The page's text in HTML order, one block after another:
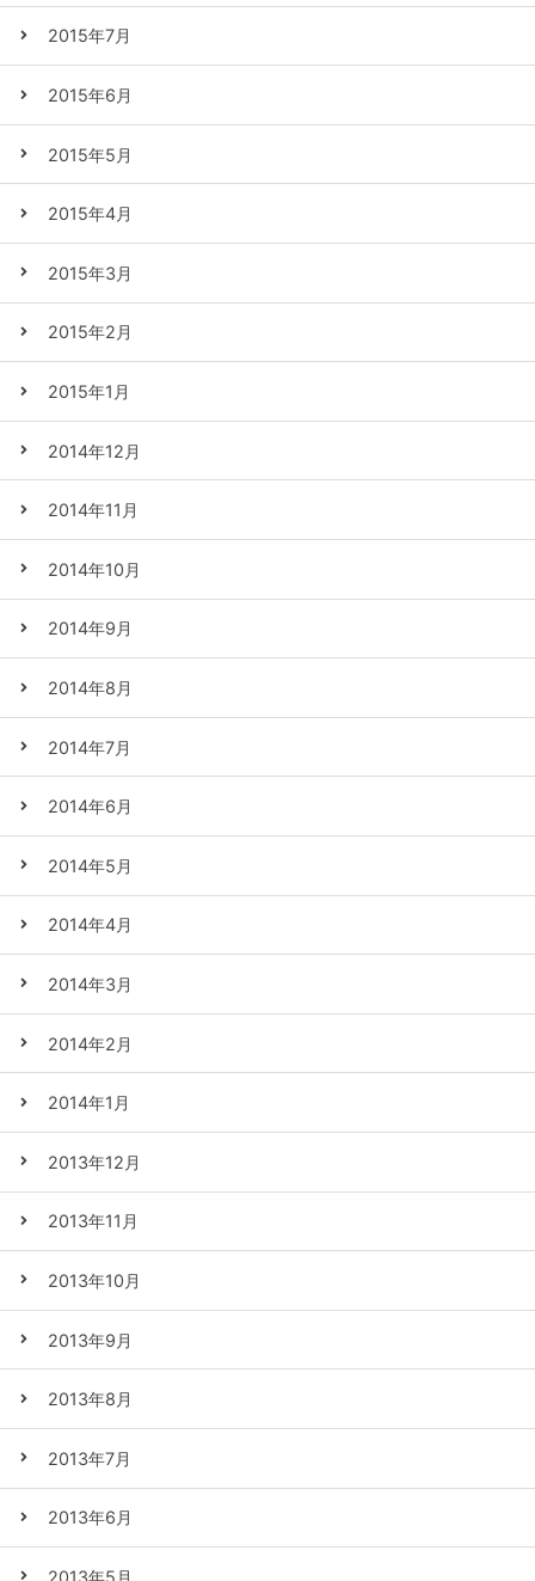
2015年7月
2015年6月
2015年5月
2015年4月
2015年3月
2015年2月
2015年1月
2014年12月
2014年11月
2014年10月
2014年9月
2014年8月
2014年7月
2014年6月
2014年5月
2014年4月
2014年3月
2014年2月
2014年1月
2013年12月
2013年11月
2013年10月
2013年9月
2013年8月
2013年7月
2013年6月
2013年5月